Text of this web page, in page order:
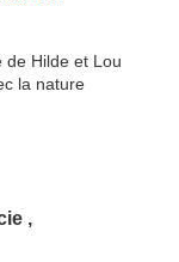
de Hilde et Lou
la nature
,